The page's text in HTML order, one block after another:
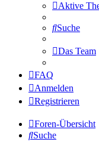
Aktive
Suche
Das Team
FAQ
Anmelden
Registrieren
Foren-Übersicht
Suche